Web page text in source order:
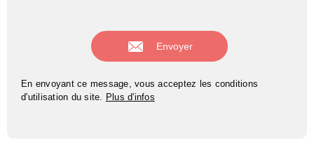
En envoyant ce message, vous acceptez les conditions
d'utilisation du site. Plus d'infos